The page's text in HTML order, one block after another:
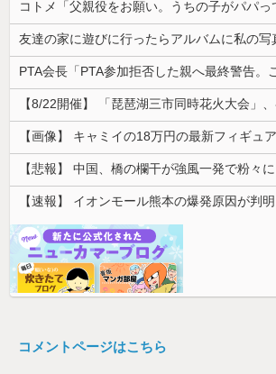
【速報】 イオンモール熊本の爆発原因が判明
コメントページはこちら